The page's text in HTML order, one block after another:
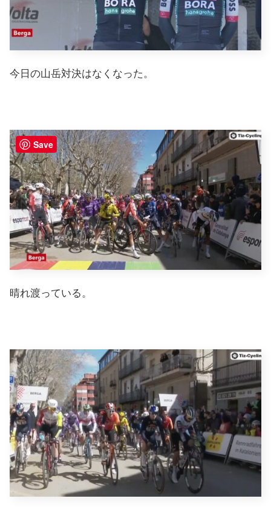
今日の山岳対決はなくなった。
晴れ渡っている。
Save